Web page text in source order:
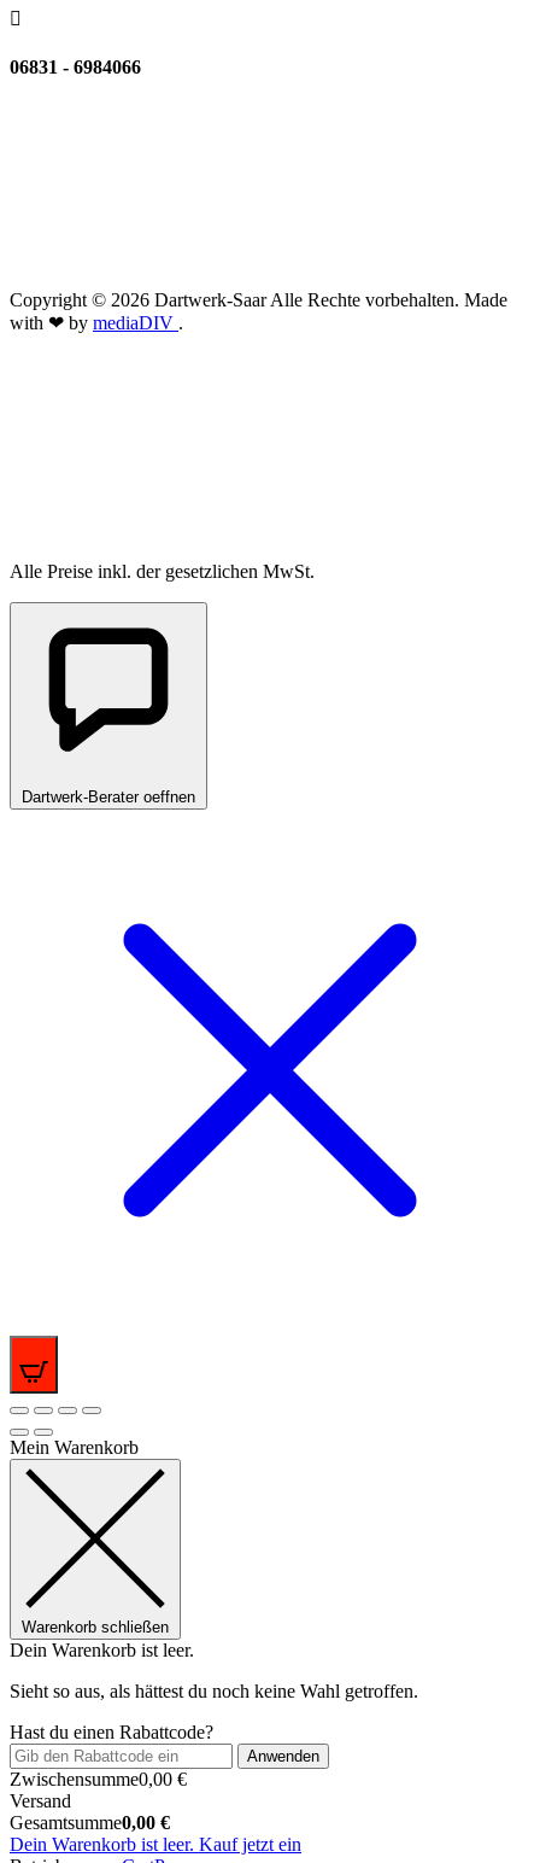

06831 - 6984066
Copyright © 2026 Dartwerk-Saar Alle Rechte vorbehalten. Made
with ❤ by mediaDIV .
Alle Preise inkl. der gesetzlichen MwSt.
Dartwerk-Berater oeffnen
Mein Warenkorb
Warenkorb schließen
Dein Warenkorb ist leer.
Sieht so aus, als hättest du noch keine Wahl getroffen.
Hast du einen Rabattcode?
Anwenden
Zwischensumme0,00 €
Versand
Gesamtsumme0,00 €
Dein Warenkorb ist leer. Kauf jetzt ein